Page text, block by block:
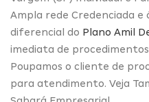
Ampla rede Credenciada e
diferencial do Plano Amil
imediata de
Poupamos o cliente de
para atendimento. Veja